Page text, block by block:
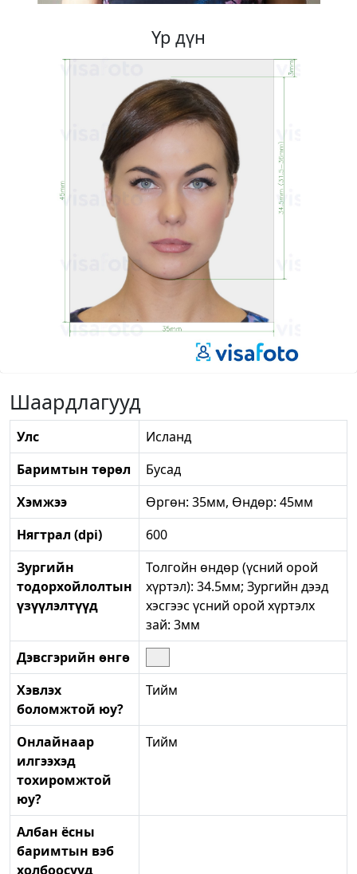
Үр дүн
Шаардлагууд
Улс
Исланд
Баримтын төрөл
Бусад
Хэмжээ
Өргөн: 35мм, Өндөр: 45мм
Нягтрал (dpi)
600
Зургийн
тодорхойлолтын
үзүүлэлтүүд
Толгойн өндөр (үсний орой
хүртэл): 34.5мм; Зургийн дээд
хэсгээс үсний орой хүртэлх
зай: 3мм
Дэвсгэрийн өнгө
Хэвлэх
боломжтой юу?
Тийм
Онлайнаар
илгээхэд
тохиромжтой
юу?
Тийм
Албан ёсны
баримтын вэб
холбоосууд